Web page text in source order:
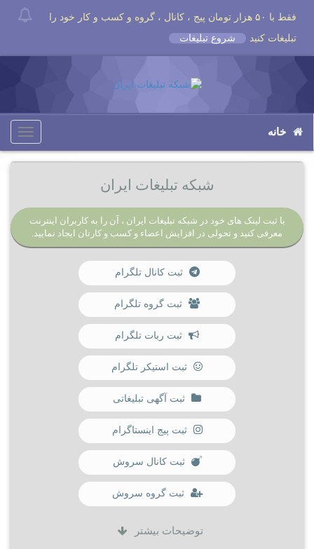
فقط با ۵۰ هزار تومان پیج ، کانال ، گروه و کسب و کار خود را
تبلیغات کنید
شروع تبلیغات
Toggle
خانه
شبکه تبلیغات ایران
با ثبت لینک های خود در شبکه تبلیغات ایران ، آن را به کاربران اینترنت
معرفی کنید و تحولی در افزایش اعضاء و کسب و کارتان ایجاد نمایید.
ثبت کانال تلگرام
ثبت گروه تلگرام
ثبت ربات تلگرام
ثبت استیکر تلگرام
ثبت آگهی تبلیغاتی
ثبت پیج اینستاگرام
ثبت کانال سروش
ثبت گروه سروش
توضیحات بیشتر